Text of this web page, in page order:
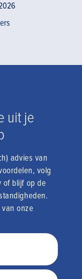
uit je
advies van
volg
of blijf op de
onze